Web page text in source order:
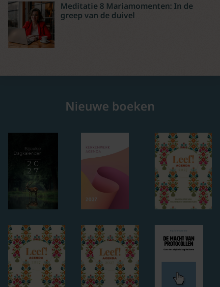
Meditatie 8 Mariamomenten: In de
greep van de duivel
Nieuwe boeken